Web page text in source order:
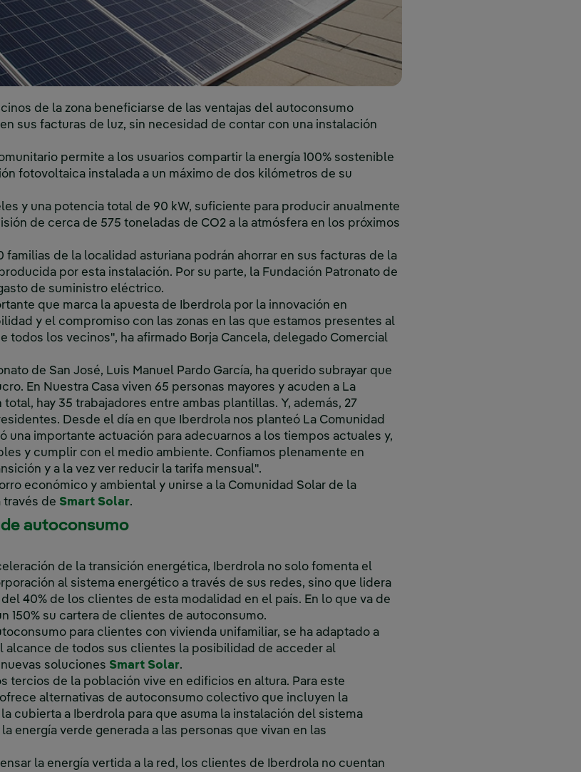
de la zona beneficiarse de las ventajas del autoconsumo
sus facturas de luz, sin necesidad de contar con una instalación
permite a los usuarios compartir la energía 100% sostenible
fotovoltaica instalada a un máximo de dos kilómetros de su
y una potencia total de 90 kW, suficiente para producir anualmente
de cerca de 575 toneladas de CO2 a la atmósfera en los próximos
familias de la localidad asturiana podrán ahorrar en sus facturas de la
por esta instalación. Por su parte, la Fundación Patronato de
de suministro eléctrico.
que marca la apuesta de Iberdrola por la innovación en
y el compromiso con las zonas en las que estamos presentes al
todos los vecinos", ha afirmado Borja Cancela, delegado Comercial
de San José, Luis Manuel Pardo García, ha querido subrayar que
En Nuestra Casa viven 65 personas mayores y acuden a La
hay 35 trabajadores entre ambas plantillas. Y, además, 27
Desde el día en que Iberdrola nos planteó La Comunidad
una importante actuación para adecuarnos a los tiempos actuales y,
y cumplir con el medio ambiente. Confiamos plenamente en
y a la vez ver reducir la tarifa mensual".
económico y ambiental y unirse a la Comunidad Solar de la
través de Smart Solar.
autoconsumo
de la transición energética, Iberdrola no solo fomenta el
al sistema energético a través de sus redes, sino que lidera
40% de los clientes de esta modalidad en el país. En lo que va de
150% su cartera de clientes de autoconsumo.
para clientes con vivienda unifamiliar, se ha adaptado a
alcance de todos sus clientes la posibilidad de acceder al
soluciones Smart Solar.
tercios de la población vive en edificios en altura. Para este
alternativas de autoconsumo colectivo que incluyen la
cubierta a Iberdrola para que asuma la instalación del sistema
energía verde generada a las personas que vivan en las
la energía vertida a la red, los clientes de Iberdrola no cuentan